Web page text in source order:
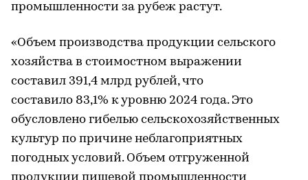
промышленности за рубеж растут.
«Объем производства продукции сельского
хозяйства в стоимостном выражении
составил 391,4 млрд рублей, что
составило 83,1% к уровню 2024 года. Это
обусловлено гибелью сельскохозяйственных
культур по причине неблагоприятных
погодных условий. Объем отгруженной